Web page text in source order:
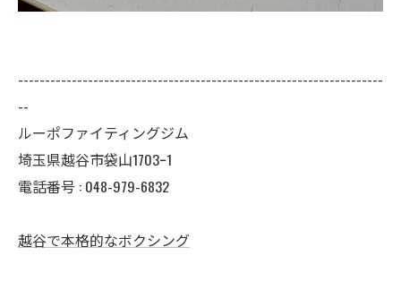
--------------------------------------------------------------------
--
ルーポファイティングジム
埼玉県越谷市袋山1703ｰ1
電話番号 : 048-979-6832
越谷で本格的なボクシング